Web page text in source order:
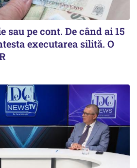
sau pe cont. De când ai 15
executarea silită. O